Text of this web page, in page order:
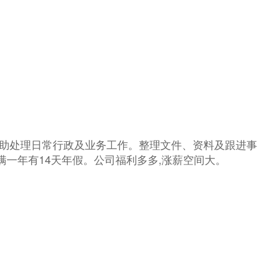
处理日常行政及业务工作。整理文件、资料及跟进事
年有14天年假。公司福利多多,涨薪空间大。